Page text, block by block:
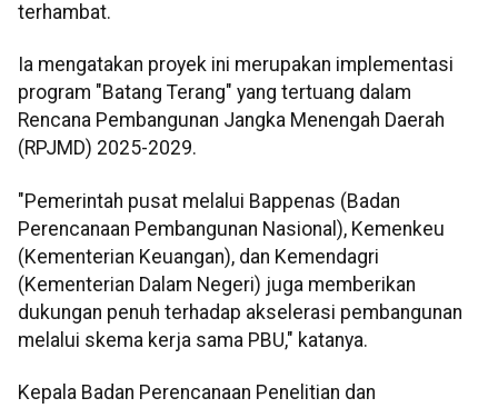
terhambat.
Ia mengatakan proyek ini merupakan implementasi
program "Batang Terang" yang tertuang dalam
Rencana Pembangunan Jangka Menengah Daerah
(RPJMD) 2025-2029.
"Pemerintah pusat melalui Bappenas (Badan
Perencanaan Pembangunan Nasional), Kemenkeu
(Kementerian Keuangan), dan Kemendagri
(Kementerian Dalam Negeri) juga memberikan
dukungan penuh terhadap akselerasi pembangunan
melalui skema kerja sama PBU," katanya.
Kepala Badan Perencanaan Penelitian dan